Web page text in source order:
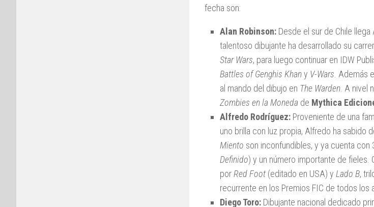
fecha son:
Alan Robinson: Desde el sur de Chile
talentoso dibujante ha desarrollado su
Star Wars, para luego continuar en IDW
Battles of Genghis Khany V-Wars . Además
al mando del dibujo en The Warden . A
Zombies en la Moneda de Mythica
Alfredo Rodríguez: Proveniente de una
uno brilla con luz propia, Alfredo ha sabido
Miento son inconfundibles, y ya cuenta
Definido) y un número importante de fieles.
porRed Foot (editado en USA) y Lado B,
recurrente en los Premios FIC de todos los
Diego Toro: Dibujante nacional dedicado